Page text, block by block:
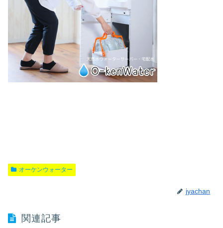
オーケンウォーター
jyachan
関連記事